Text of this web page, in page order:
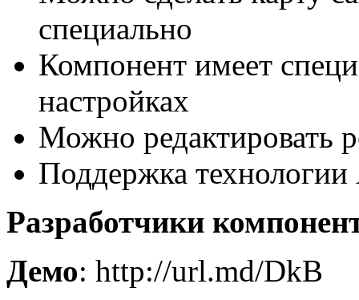
специально
Компонент имеет
настройках
Можно редактировать
Поддержка
Разработчики
Демо: http://url.md/DkB